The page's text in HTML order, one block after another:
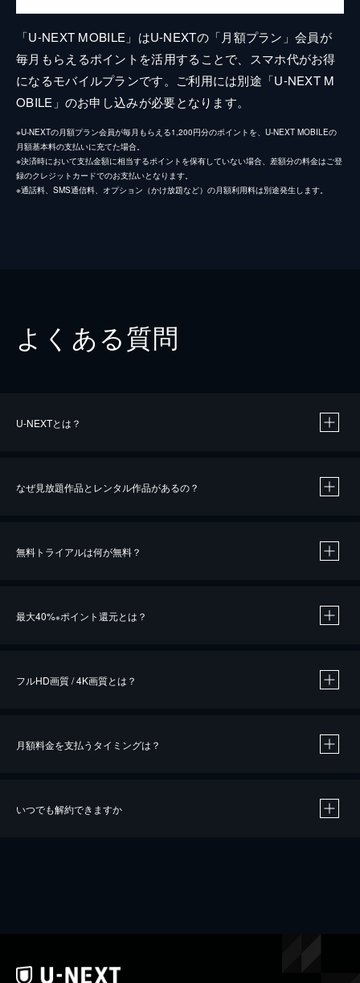
「U-NEXT MOBILE」はU-NEXTの「月額プラン」会員が
毎月もらえるポイントを活用することで、スマホ代がお得
になるモバイルプランです。ご利用には別途「U-NEXT M
OBILE」のお申し込みが必要となります。
※U-NEXTの月額プラン会員が毎月もらえる1,200円分のポイントを、U-NEXT MOBILEの
月額基本料の支払いに充てた場合。
※決済時において支払金額に相当するポイントを保有していない場合、差額分の料金はご登
録のクレジットカードでのお支払いとなります。
※通話料、SMS通信料、オプション（かけ放題など）の月額利用料は別途発生します。
よくある質問
U-NEXTとは？
なぜ見放題作品とレンタル作品があるの？
無料トライアルは何が無料？
最大40%※ポイント還元とは？
※40％ポイント還元の対象は、クレジットカード決済による作品の購入 / レンタルです。
フルHD画質 / 4K画質とは？
月額料金を支払うタイミングは？
いつでも解約できますか